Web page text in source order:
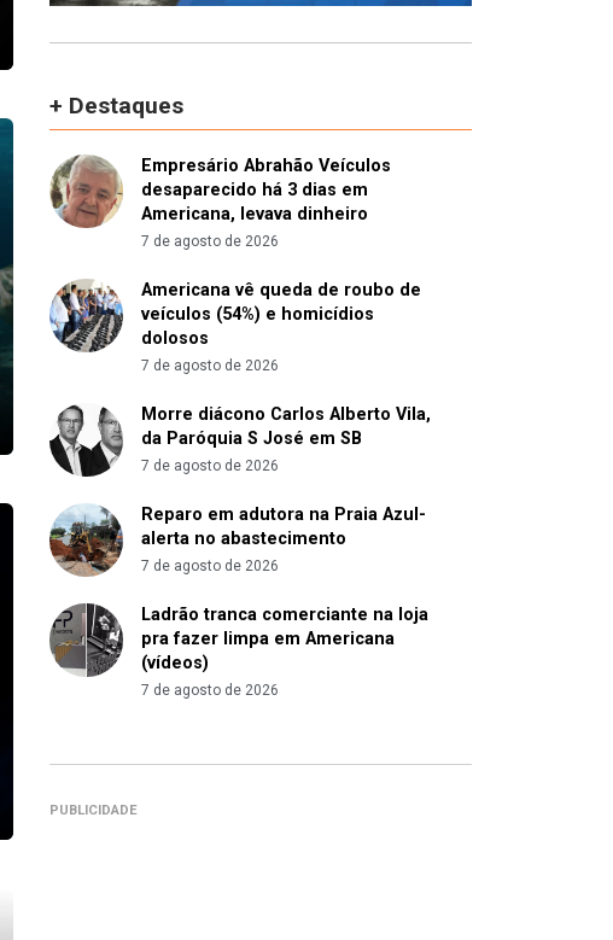
+ Destaques
Empresário Abrahão Veículos
desaparecido há 3 dias em
Americana, levava dinheiro
7 de agosto de 2026
Americana vê queda de roubo de
veículos (54%) e homicídios
dolosos
7 de agosto de 2026
Morre diácono Carlos Alberto Vila,
da Paróquia S José em SB
7 de agosto de 2026
Reparo em adutora na Praia Azul-
alerta no abastecimento
7 de agosto de 2026
Ladrão tranca comerciante na loja
pra fazer limpa em Americana
(vídeos)
7 de agosto de 2026
PUBLICIDADE